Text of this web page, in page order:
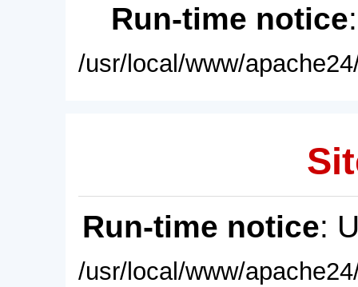
Run-time notice
/usr/local/www/
Run-time notice:
/usr/local/www/